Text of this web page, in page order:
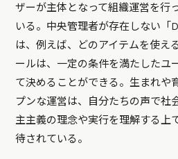
ザーが主体となって組織運営を行
いる。中央管理者が存在しない
は、例えば、どのアイテムを使え
ールは、一定の条件を満たしたユ
て決めることができる。生まれや
プンな運営は、自分たちの声で社
主主義の理念や実行を理解する上
待されている。